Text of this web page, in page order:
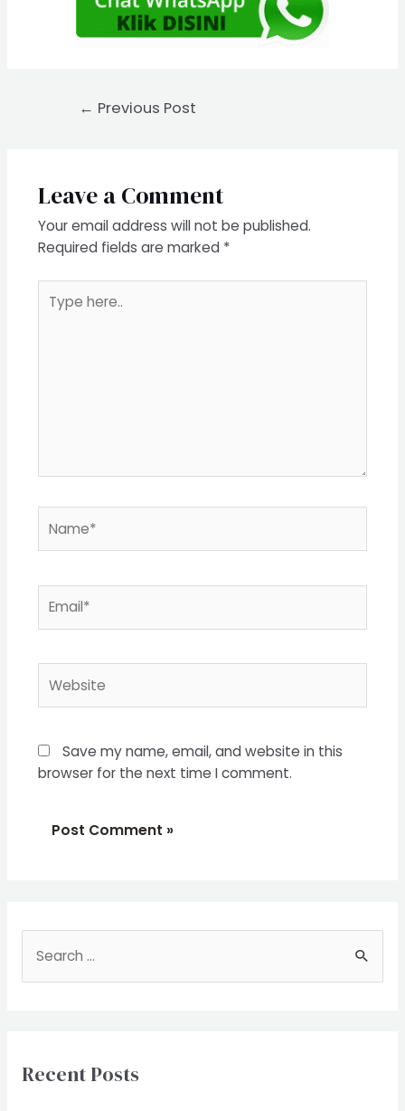
← Previous Post
Leave a Comment
Your email address will not be published.
Required fields are marked *
here..
Save my name, email, and website in this
browser for the next time I comment.
h
Recent Posts